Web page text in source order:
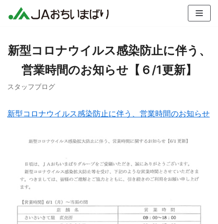
コ
ン
ス
ッ
新型コロナウイルス感染防止に伴う、
営業時間のお知らせ【６/1更新】
スタッフブログ
新型コロナウイルス感染防止に伴う、営業時間のお知らせ